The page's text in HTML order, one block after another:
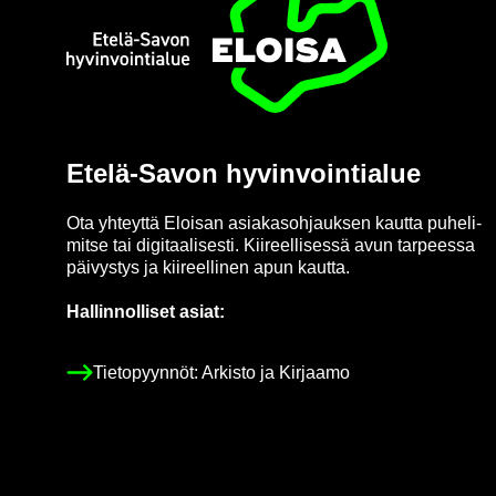
Etusi­vu
Etelä-​Savon hy­vin­voin­tia­lue
Ota yh­teyt­tä Eloi­san asia­kas­oh­jauk­sen kaut­ta pu­he­li­
mit­se tai di­gi­taa­li­ses­ti. Kii­reel­li­ses­sä avun tar­pees­sa
päi­vys­tys ja kii­reel­li­nen apun kaut­ta.
Hal­lin­nol­li­set asiat:
Tie­to­pyyn­nöt: Ar­kis­to ja Kir­jaa­mo